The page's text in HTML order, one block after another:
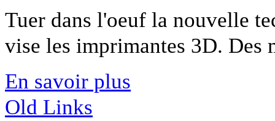
Tuer dans l'oeuf la nouvelle
vise les imprimantes 3D. Des
En savoir plus
Old Links